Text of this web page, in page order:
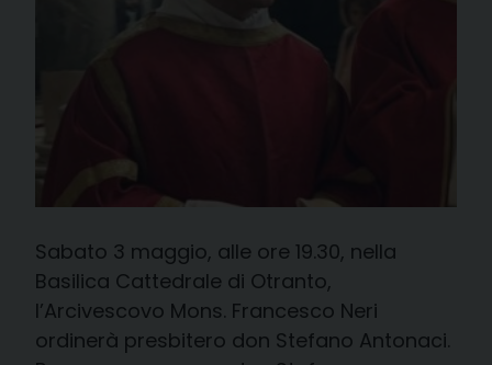
Sabato 3 maggio, alle ore 19.30, nella
Basilica Cattedrale di Otranto,
l’Arcivescovo Mons. Francesco Neri
ordinerà presbitero don Stefano Antonaci.